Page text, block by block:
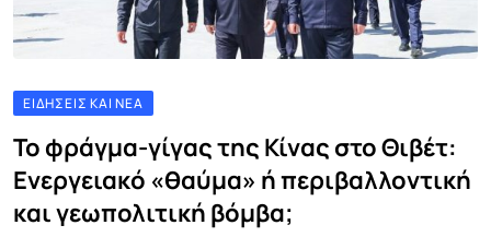
ΕΙΔΉΣΕΙΣ ΚΑΙ ΝΈΑ
Το φράγμα-γίγας της Κίνας στο Θιβέτ:
Ενεργειακό «θαύμα» ή περιβαλλοντική
και γεωπολιτική βόμβα;